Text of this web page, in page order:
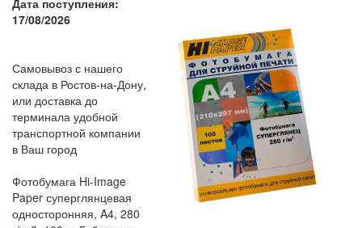
Дата поступления:
17/08/2026
Самовывоз с нашего
склада в Ростов-на-Дону,
или доставка до
терминала удобной
транспортной компании
в Ваш город
Фотобумага Hi-Image
Paper суперглянцевая
односторонняя, A4, 280